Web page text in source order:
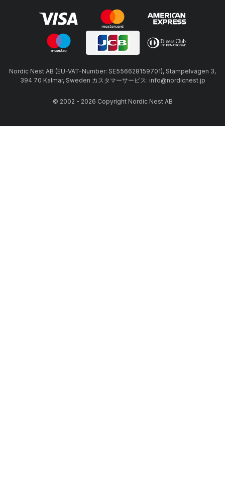
Nordic Nest AB (EU-VAT-Number: SE556628159701), Stämpelvägen 3,
394 70 Kalmar, Sweden カスタマーサービス: info@nordicnest.jp
© 2002 - 2026 Copyright Nordic Nest AB